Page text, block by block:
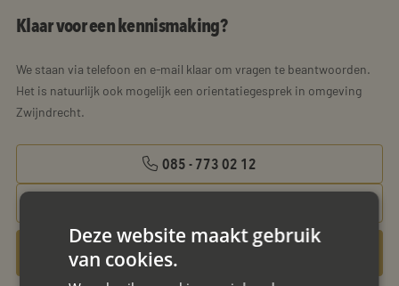
Klaar voor een kennismaking?
We staan via telefoon en e-mail klaar om vragen te beantwoorden.
Het is natuurlijk ook mogelijk een orientatiegesprek in omgeving
Zwijndrecht.
085 - 773 02 12
Gratis oriëntatiegesprek aanvragen
Deze website maakt gebruik
van cookies.